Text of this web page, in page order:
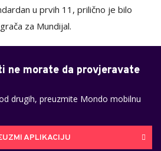
u prvih 11, prilično je bilo
za Mundijal.
ne morate da provjeravate
drugih, preuzmite Mondo mobilnu
APLIKACIJU